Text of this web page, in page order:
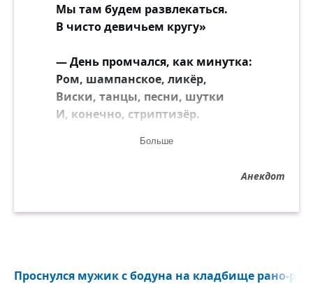
Мы там будем развлекаться.
В чисто девичьем кругу»
— День промчался, как минутка:
Ром, шампанское, ликёр,
Виски, танцы, песни, шутки
И, конечно, стриптизёр.
Было весело всем очень,
Зарекаясь пить отныне
Больше
Анекдот
Проснулся мужик с бодуна на кладбище рано-